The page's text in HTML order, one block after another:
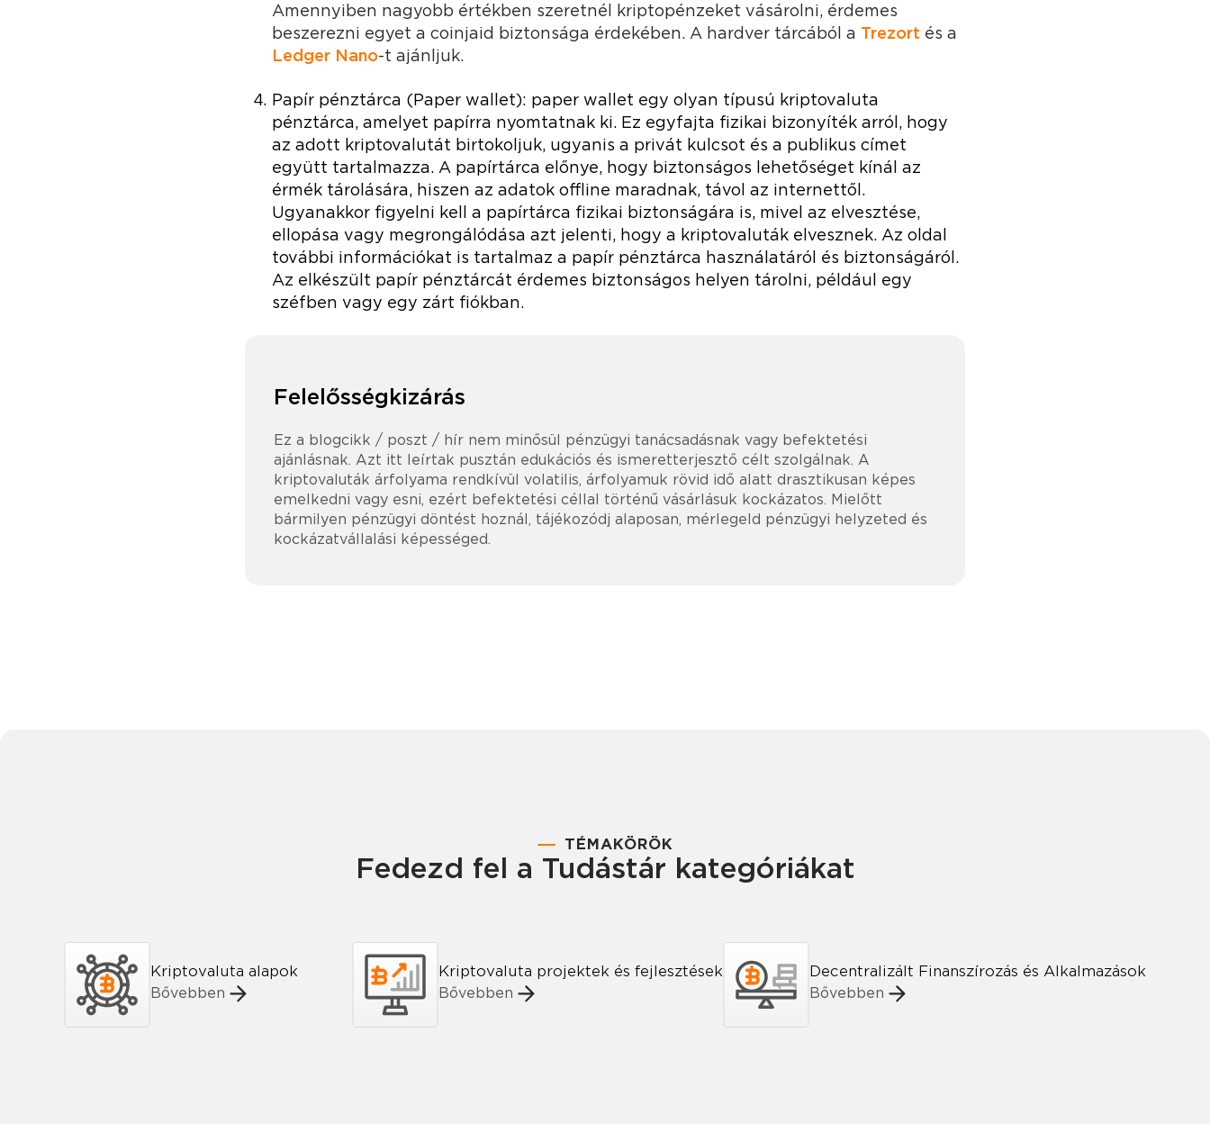
Amennyiben nagyobb értékben szeretnél kriptopénzeket vásárolni, érdemes
beszerezni egyet a coinjaid biztonsága érdekében. A hardver tárcából a Trezort és a
Ledger Nano-t ajánljuk.
Papír pénztárca (Paper wallet): paper wallet egy olyan típusú kriptovaluta
pénztárca, amelyet papírra nyomtatnak ki. Ez egyfajta fizikai bizonyíték arról, hogy
az adott kriptovalutát birtokoljuk, ugyanis a privát kulcsot és a publikus címet
együtt tartalmazza. A papírtárca előnye, hogy biztonságos lehetőséget kínál az
érmék tárolására, hiszen az adatok offline maradnak, távol az internettől.
Ugyanakkor figyelni kell a papírtárca fizikai biztonságára is, mivel az elvesztése,
ellopása vagy megrongálódása azt jelenti, hogy a kriptovaluták elvesznek. Az oldal
további információkat is tartalmaz a papír pénztárca használatáról és biztonságáról.
Az elkészült papír pénztárcát érdemes biztonságos helyen tárolni, például egy
széfben vagy egy zárt fiókban.
Felelősségkizárás
Ez a blogcikk / poszt / hír nem minősül pénzügyi tanácsadásnak vagy befektetési
ajánlásnak. Azt itt leírtak pusztán edukációs és ismeretterjesztő célt szolgálnak. A
kriptovaluták árfolyama rendkívül volatilis, árfolyamuk rövid idő alatt drasztikusan képes
emelkedni vagy esni, ezért befektetési céllal történű vásárlásuk kockázatos. Mielőtt
bármilyen pénzügyi döntést hoznál, tájékozódj alaposan, mérlegeld pénzügyi helyzeted és
kockázatvállalási képességed.
TÉMAKÖRÖK
Fedezd fel a Tudástár kategóriákat
Kriptovaluta alapok
Bővebben
Kriptovaluta projektek és fejlesztések
Bővebben
Decentralizált Finanszírozás és Alkalmazások
Bővebben